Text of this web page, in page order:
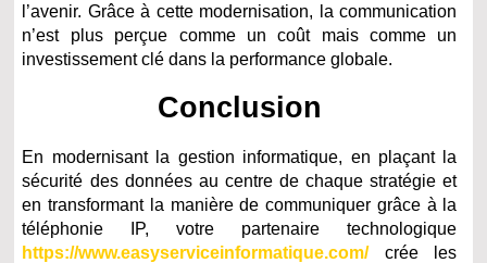
l’avenir. Grâce à cette modernisation, la communication
n’est plus perçue comme un coût mais comme un
investissement clé dans la performance globale.
Conclusion
En modernisant la gestion informatique, en plaçant la
sécurité des données au centre de chaque stratégie et
en transformant la manière de communiquer grâce à la
téléphonie IP, votre partenaire technologique
https://www.easyserviceinformatique.com/crée les